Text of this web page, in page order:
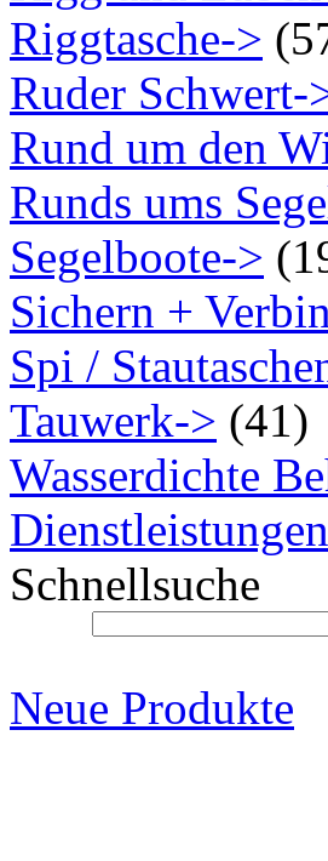
Riggtasche->
Ruder Schwert-
Rund um den
Runds ums
Segelboote->
Sichern +
Spi /
Tauwerk-> (41)
Wasserdichte
Dienstleistungen
Schnellsuche
Neue Produkte